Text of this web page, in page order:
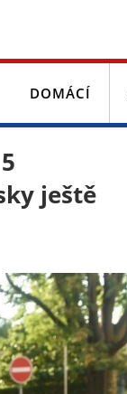
DOMÁCÍ
ještě